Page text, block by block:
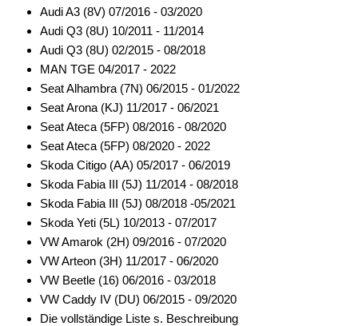
Audi A3 (8V) 07/2016 - 03/2020
Audi Q3 (8U) 10/2011 - 11/2014
Audi Q3 (8U) 02/2015 - 08/2018
MAN TGE 04/2017 - 2022
Seat Alhambra (7N) 06/2015 - 01/2022
Seat Arona (KJ) 11/2017 - 06/2021
Seat Ateca (5FP) 08/2016 - 08/2020
Seat Ateca (5FP) 08/2020 - 2022
Skoda Citigo (AA) 05/2017 - 06/2019
Skoda Fabia III (5J) 11/2014 - 08/2018
Skoda Fabia III (5J) 08/2018 -05/2021
Skoda Yeti (5L) 10/2013 - 07/2017
VW Amarok (2H) 09/2016 - 07/2020
VW Arteon (3H) 11/2017 - 06/2020
VW Beetle (16) 06/2016 - 03/2018
VW Caddy IV (DU) 06/2015 - 09/2020
Die vollständige Liste s. Beschreibung